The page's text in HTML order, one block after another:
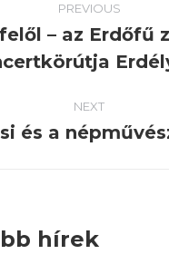
PREVIOUS
post:
– az Erdőfű
NEXT
Next
és a
hírek